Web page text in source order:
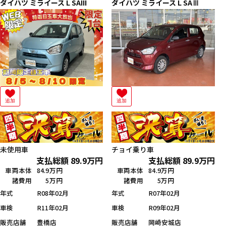
ダイハツ ミライース L SAIII
追加
未使用車
支払総額 89.9万円
車両本体 84.9万円
諸費用
5万円
年式
R08年02月
車検
R11年02月
販売店舗
豊橋店
ダイハツ ミライース L SAⅢ
追加
チョイ乗り車
支払総額 89.9万円
車両本体 84.9万円
諸費用
5万円
年式
R07年02月
車検
R09年02月
販売店舗
岡崎安城店